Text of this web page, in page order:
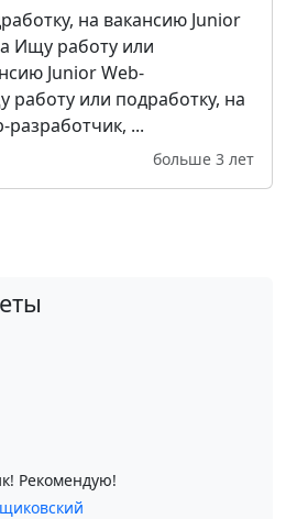
на вакансию Junior
Ищу работу или
Junior Web-
работу или подработку, на
разработчик, ...
больше 3 лет
Рекомендую!